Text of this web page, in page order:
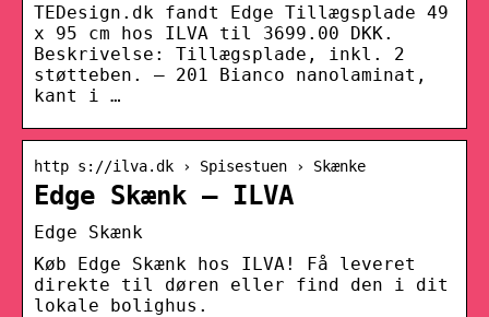
TEDesign.dk fandt Edge Tillægsplade 49
x 95 cm hos ILVA til 3699.00 DKK.
Beskrivelse: Tillægsplade, inkl. 2
støtteben. – 201 Bianco nanolaminat,
kant i …
http s://ilva.dk › Spisestuen › Skænke
Edge Skænk – ILVA
Edge Skænk
Køb Edge Skænk hos ILVA! Få leveret
direkte til døren eller find den i dit
lokale bolighus.